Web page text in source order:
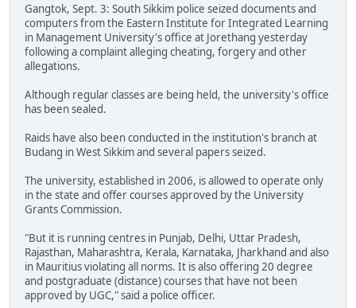
Gangtok, Sept. 3: South Sikkim police seized documents and
computers from the Eastern Institute for Integrated Learning
in Management University's office at Jorethang yesterday
following a complaint alleging cheating, forgery and other
allegations.
Although regular classes are being held, the university's office
has been sealed.
Raids have also been conducted in the institution's branch at
Budang in West Sikkim and several papers seized.
The university, established in 2006, is allowed to operate only
in the state and offer courses approved by the University
Grants Commission.
"But it is running centres in Punjab, Delhi, Uttar Pradesh,
Rajasthan, Maharashtra, Kerala, Karnataka, Jharkhand and also
in Mauritius violating all norms. It is also offering 20 degree
and postgraduate (distance) courses that have not been
approved by UGC," said a police officer.